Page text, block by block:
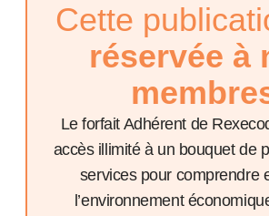
Cette
réservée à
Le forfait Adhérent de
accès illimité à un bouquet de
services pour comprendre
l’environnement